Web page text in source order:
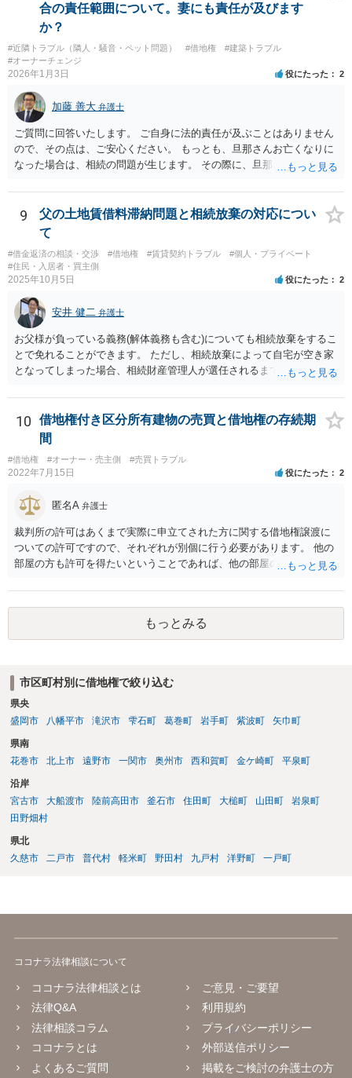
合の責任範囲について。妻にも責任が及びます
か？
#近隣トラブル（隣人・騒音・ペット問題） #借地権
#建築トラブル
#オーナーチェンジ
2026年1月3日 役にたった 2
加藤 善大 弁護士
ご質問に回答いたします。 ご自身に法的責任が及ぶことはありません
ので、その点は、ご安心ください。 もっとも、旦那さんお亡くなりに
なった場合は、相続の問題が生じます。 その際に、旦那さんが損害賠
とにはなります。 また、建物は旦那さんも２分の１を相続したことに
なっていますが、 遺産分割未了のまま旦那さんが亡くなると、ご質問
者様がその２分の１の分を相続することになります。 借家に建ってい
が、 まずはその点をはっきりさせた方がよさそうですね。 ご質問に対
する回答は以上ですが、可能であれば、ご依頼になるかは別にして、
求めることをおすすめいたします。 ご参考にしていただけますと幸い
です。
9
父の土地賃借料滞納問題と相続放棄の対応につい
て
#借金返済の相談・交渉 #借地権 #賃貸契約トラブル
#個人・プライベート
#住民・入居者・買主側
2025年10月5日 役にたった 2
安井 健二 弁護士
お父様が負っている義務(解体義務も含む)についても相続放棄をするこ
とで免れることができます。 ただし、相続放棄によって自宅が空き家
となってしまった場合、相続財産管理人が選任されるまで、管理義務
父様の私物は基本的に放置しておいたほうがよいでしょう。 下手に処
分してしまうと相続をしたとみなされてしまい、相続放棄が困難にな
ることがあります。 また、関係者から連絡があった際は相続放棄を検
討していると伝え、相続放棄後は相続放棄申述証明書の控えを交付す
るとよいと考えます。
10
借地権付き区分所有建物の売買と借地権の存続期
間
#借地権 #オーナー・売主側 #売買トラブル
2022年7月15日 役にたった 2
匿名A 弁護士
裁判所の許可はあくまで実際に申立てされた方に関する借地権譲渡に
ついての許可ですので、それぞれが別個に行う必要があります。 他の
部屋の方も許可を得たいということであれば、他の部屋の方も同じく
もっとみる
市区町村別に借地権で絞り込む
県央
盛岡市
八幡平市 滝沢市 雫石町 葛巻町 岩手町 紫波町 矢巾町
県南
花巻市
北上市 遠野市 一関市 奥州市 西和賀町 金ケ崎町 平泉町
沿岸
宮古市
大船渡市 陸前高田市 釜石市 住田町 大槌町 山田町
岩泉町
田野畑村
県北
久慈市
二戸市 普代村 軽米町 野田村 九戸村 洋野町 一戸町
ココナラ法律相談について
ココナラ法律相談とは
法律Q&A
法律相談コラム
ココナラとは
よくあるご質問
ご意見・ご要望
利用規約
プライバシーポリシー
外部送信ポリシー
掲載をご検討の弁護士の方